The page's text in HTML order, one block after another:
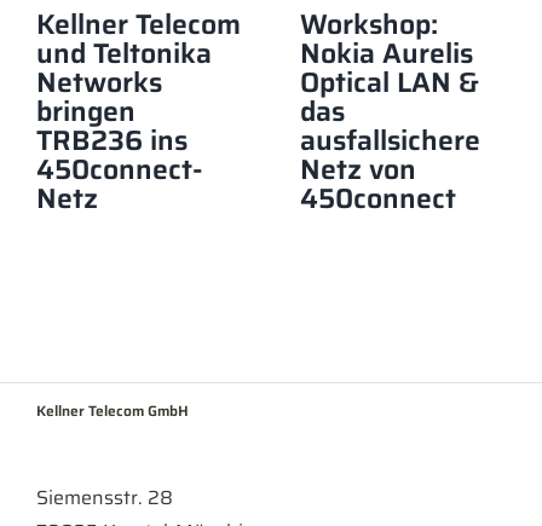
Kellner Telecom
und Teltonika
Networks
bringen
TRB236 ins
450connect-
Netz
Workshop:
Nokia Aurelis
Optical LAN &
das
ausfallsichere
Netz von
450connect
Kellner Telecom GmbH
Siemensstr. 28